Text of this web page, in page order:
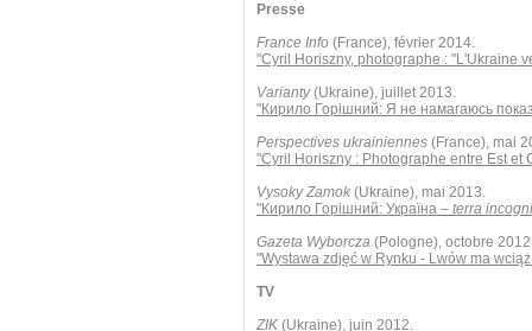
Presse
France Info (France), février 2014.
"Cyril Horiszny, photographe : "L'Ukraine
Varianty(Ukraine), juillet 2013.
"Кирило Горішний: Я не намагаюсь
Perspectives ukrainiennes (France), mai
"Cyril Horiszny : Photographe entre Est et
Vysoky Zamok (Ukraine), mai 2013.
"Кирило Горішний: Україна – terra
Gazeta Wyborcza (Pologne), octobre
"Wystawa zdjęć w Rynku - Lwów ma
TV
ZIK (Ukraine), juin 2012.